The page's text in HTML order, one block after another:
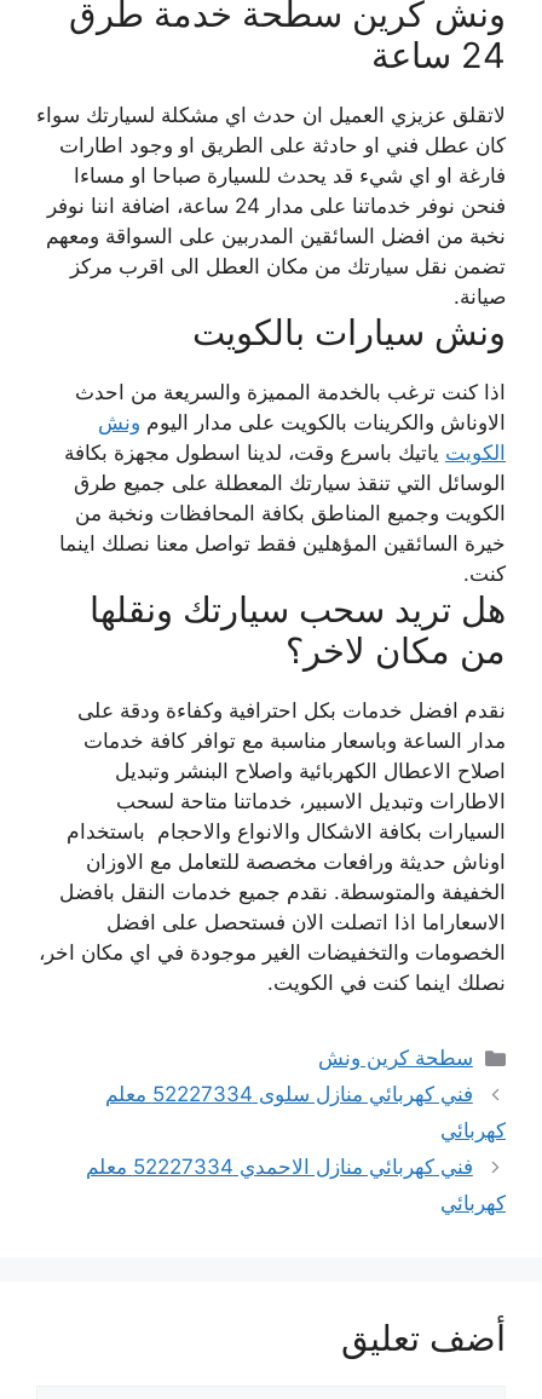
ونش كرين سطحة خدمة طرق
24 ساعة
لاتقلق عزيزي العميل ان حدث اي مشكلة لسيارتك سواء
كان عطل فني او حادثة على الطريق او وجود اطارات
فارغة او اي شيء قد يحدث للسيارة صباحا او مساءا
فنحن نوفر خدماتنا على مدار 24 ساعة، اضافة اننا نوفر
نخبة من افضل السائقين المدربين على السواقة ومعهم
تضمن نقل سيارتك من مكان العطل الى اقرب مركز
صيانة.
ونش سيارات بالكويت
اذا كنت ترغب بالخدمة المميزة والسريعة من احدث
الاوناش والكرينات بالكويت على مدار اليوم ونش
الكويت ياتيك باسرع وقت، لدينا اسطول مجهزة بكافة
الوسائل التي تنقذ سيارتك المعطلة على جميع طرق
الكويت وجميع المناطق بكافة المحافظات ونخبة من
خيرة السائقين المؤهلين فقط تواصل معنا نصلك اينما
كنت.
هل تريد سحب سيارتك ونقلها
من مكان لاخر؟
نقدم افضل خدمات بكل احترافية وكفاءة ودقة على
مدار الساعة وباسعار مناسبة مع توافر كافة خدمات
اصلاح الاعطال الكهربائية واصلاح البنشر وتبديل
الاطارات وتبديل الاسبير، خدماتنا متاحة لسحب
السيارات بكافة الاشكال والانواع والاحجام باستخدام
اوناش حديثة ورافعات مخصصة للتعامل مع الاوزان
الخفيفة والمتوسطة. نقدم جميع خدمات النقل بافضل
الاسعاراما اذا اتصلت الان فستحصل على افضل
الخصومات والتخفيضات الغير موجودة في اي مكان اخر،
نصلك اينما كنت في الكويت.
التصنيفات
سطحة كرين ونش
فني كهربائي منازل سلوى 52227334 معلم
كهربائي
فني كهربائي منازل الاحمدي 52227334 معلم
كهربائي
أضف تعليق